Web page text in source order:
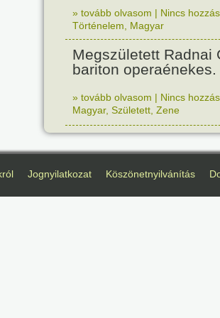
» tovább olvasom | Nincs
Történelem
Magyar
Megszületett Radnai
bariton operaénekes.
» tovább olvasom | Nincs
Magyar, Született Zene
Jognyilatkozat Köszönetnyilvánítás